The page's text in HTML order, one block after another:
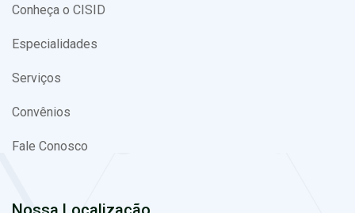
Conheça o CISID
Especialidades
Serviços
Convênios
Fale Conosco